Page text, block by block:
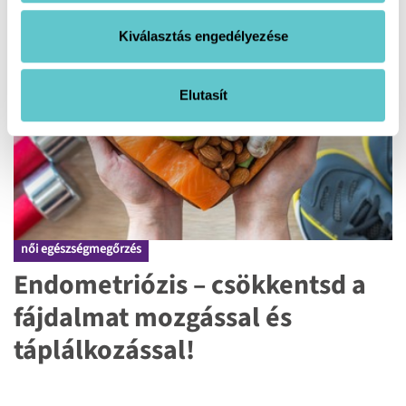
Kiválasztás engedélyezése
Elutasít
női egészségmegőrzés
Endometriózis – csökkentsd a
fájdalmat mozgással és
táplálkozással!